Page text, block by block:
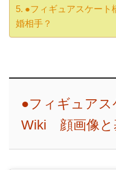
●フィギュアスケー
婚相手？
●フィギュアス
Wiki 顔画像と